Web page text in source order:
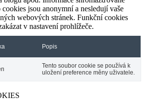
jsou anonymní a nesledují vaše
webových stránek. Funkční cookies
v nastavení prohlížeče.
Popis
Tento soubor cookie se používá k
uložení preference měny uživatele.